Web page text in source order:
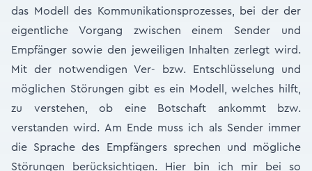
das Modell des Kommunikationsprozesses, bei der der
eigentliche Vorgang zwischen einem Sender und
Empfänger sowie den jeweiligen Inhalten zerlegt wird.
Mit der notwendigen Ver- bzw. Entschlüsselung und
möglichen Störungen gibt es ein Modell, welches hilft,
zu verstehen, ob eine Botschaft ankommt bzw.
verstanden wird. Am Ende muss ich als Sender immer
die Sprache des Empfängers sprechen und mögliche
Störungen berücksichtigen. Hier bin ich mir bei so